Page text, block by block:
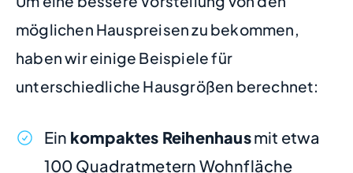
möglichen Hauspreisen zu bekommen,
haben wir einige Beispiele für
unterschiedliche Hausgrößen berechnet:
Ein kompaktes Reihenhausmit etwa
100 Quadratmetern Wohnfläche